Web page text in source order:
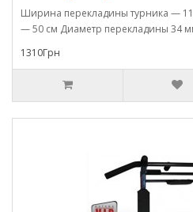
Ширина перекладины турника —
— 50 см Диаметр перекладины 34
1310Грн